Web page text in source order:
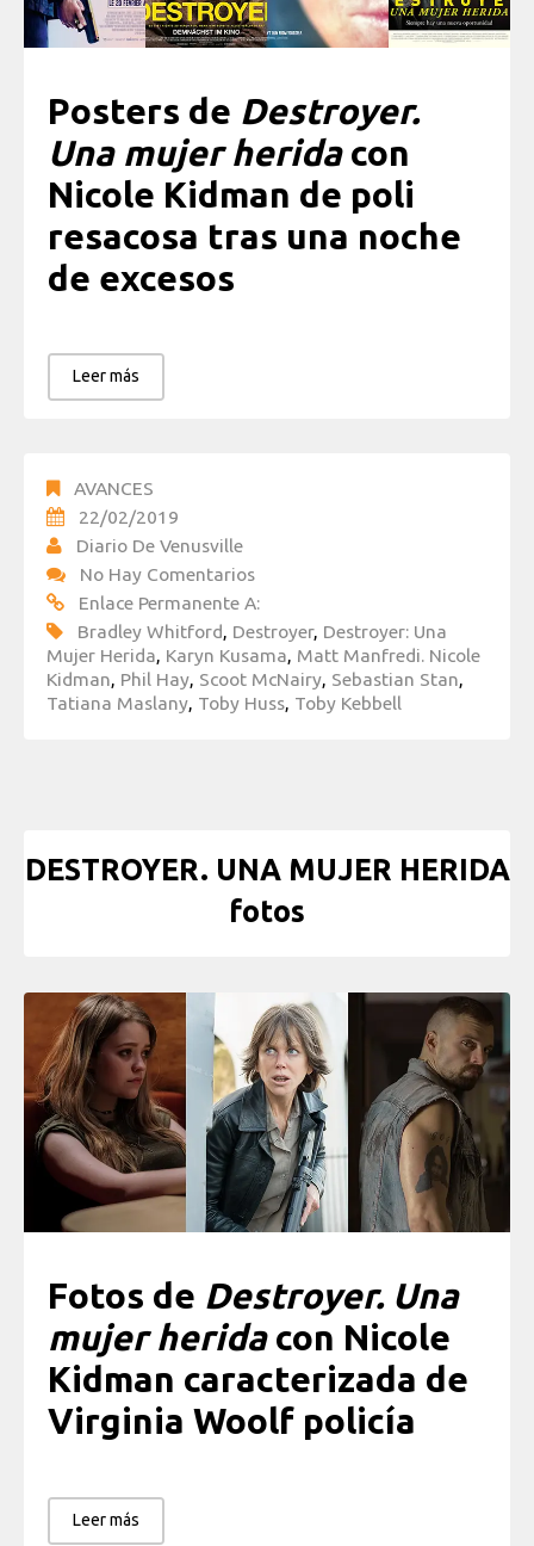
Posters de Destroyer.
Una mujer heridacon
Nicole Kidman de poli
resacosa tras una noche
de excesos
Leer más
AVANCES
22/02/2019
Diario De Venusville
No Hay Comentarios
Enlace Permanente A:
Bradley Whitford, Destroyer, Destroyer: Una
Mujer Herida, Karyn Kusama, Matt Manfredi. Nicole
Kidman, Phil Hay, Scoot McNairy, Sebastian Stan,
Tatiana Maslany, Toby Huss, Toby Kebbell
DESTROYER. UNA MUJER HERIDA
fotos
Fotos de Destroyer. Una
mujer heridacon Nicole
Kidman caracterizada de
Virginia Woolf policía
Leer más